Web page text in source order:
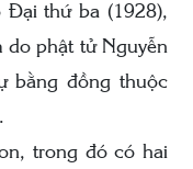
Đại thứ ba (1928),
phật tử Nguyễn
bằng đồng thuộc
trong đó có hai